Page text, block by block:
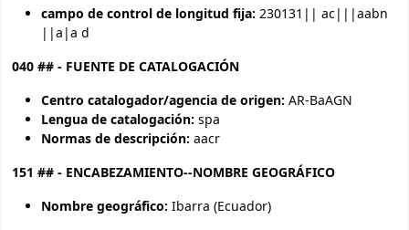
campo de control de longitud fija: 230131|| ac|||aabn
||a|a d
040 ## - FUENTE DE CATALOGACIÓN
Centro catalogador/agencia de origen: AR-BaAGN
Lengua de catalogación: spa
Normas de descripción: aacr
151 ## - ENCABEZAMIENTO--NOMBRE GEOGRÁFICO
Nombre geográfico: Ibarra (Ecuador)